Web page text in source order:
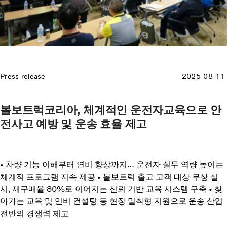
Press release 2025-08-11
볼보트럭코리아, 체계적인 운전자교육으로 안
전사고 예방 및 운송 효율 제고
• 차량 기능 이해부터 연비 향상까지… 운전자 실무 역량 높이는
체계적 프로그램 지속 제공 • 볼보트럭 출고 고객 대상 무상 실
시, 재구매율 80%로 이어지는 신뢰 기반 교육 시스템 구축 • 찾
아가는 교육 및 연비 컨설팅 등 현장 밀착형 지원으로 운송 산업
전반의 경쟁력 제고